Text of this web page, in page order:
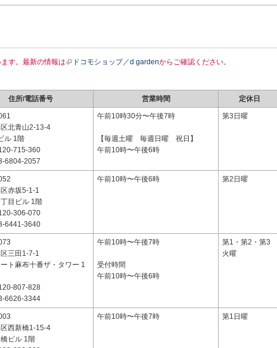
す。最新の情報は ドコモショップ／d gardenからご確認ください。
住所/電話番号 営業時間 定休日
北青山2-13-4
ル 1階
715-360
6804-2057
午前10時30分〜午後7時
【毎週土曜 毎週日曜 祝日】
午前10時〜午後6時
第3日曜
赤坂5-1-1
目ビル 1階
306-070
6441-3640
午前10時〜午後6時 第2日曜
三田1-7-1
ト麻布十番ザ・タワー 1
807-828
6626-3344
午前10時〜午後7時
受付時間
午前10時〜午後6時
第1・第2・第3
火曜
西新橋1-15-4
ビル 1階
午前10時〜午後7時 第1日曜